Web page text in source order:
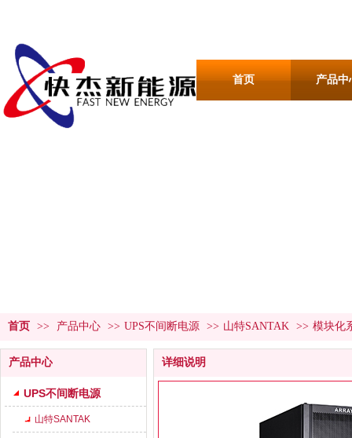
首页 产品中
首页 >> 产品中心 >> UPS不间断电源 >> 山特SANTAK >> 模块化
产品中心
UPS不间断电源
山特SANTAK
详细说明